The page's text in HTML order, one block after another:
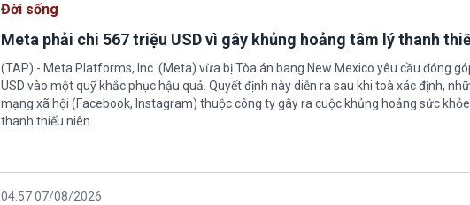
Đời sống
Meta phải chi 567 triệu USD vì gây khủng hoảng tâm lý thanh
(TAP) - Meta Platforms, Inc. (Meta) vừa bị Tòa án bang New Mexico yêu cầu đóng
USD vào một quỹ khắc phục hậu quả. Quyết định này diễn ra sau khi toà xác định,
mạng xã hội (Facebook, Instagram) thuộc công ty gây ra cuộc khủng hoảng sức
thanh thiếu niên.
04:57 07/08/2026